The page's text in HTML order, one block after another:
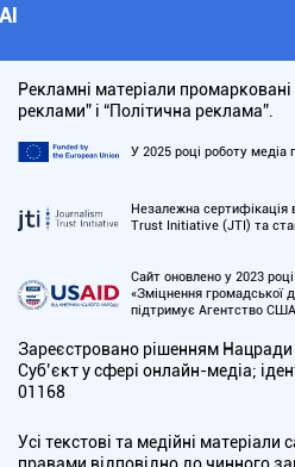
АІ
Рекламні матеріали
реклами” і “Політична реклама”.
У 2025 році роботу
Незалежна сертифікація
Trust Initiative (JTI) та
Сайт оновлено у 2023
«Зміцнення громадської
підтримує Агентство
Зареєстровано рішенням
Cуб’єкт у сфері онлайн-медіа;
01168
Усі текстові та медійні